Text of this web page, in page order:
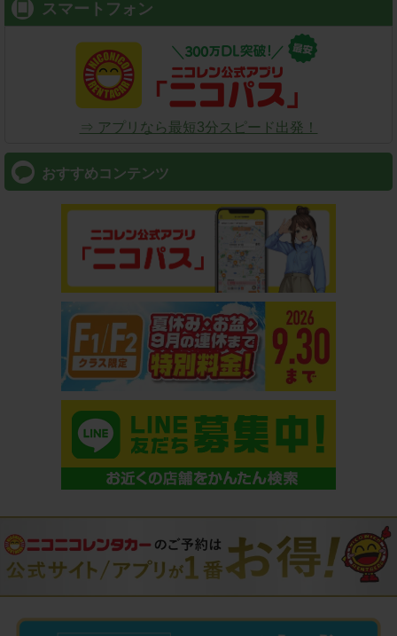
スマートフォン
⇒ アプリなら最短3分スピード出発！
おすすめコンテンツ